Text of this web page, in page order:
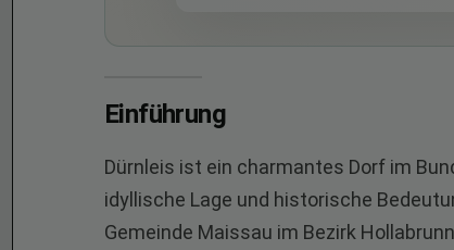
Einführung
Dürnleis ist ein charmantes Dorf im
idyllische Lage und historische
Gemeinde Maissau im Bezirk